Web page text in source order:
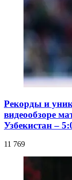
Рекорды и
видеообзоре
Узбекистан –
11 769